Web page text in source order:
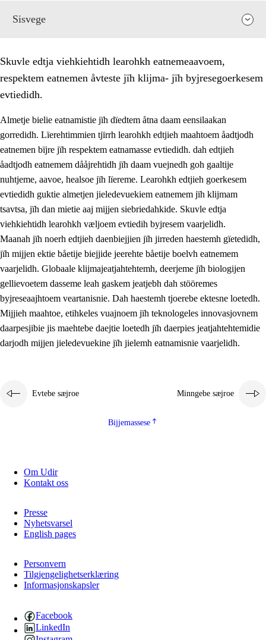
Sisvege
1. Lïerehtimmien aarvoevåarome
1.1 Almetjeaarvoe
1.2 Identiteete jïh kulturellen gellievoete
1.3 Laejhtehks ussjedimmie jïh etihkeles vuajnoe
1.4
Skaepiedimmievoeteaavoe, eadtjohkevoete jïh
goerehtimmievæljoe
Eatnemem krööhkestidh jïh byjresegoerkesevoete
1.6 Demokratije jïh meatanårrome
Skuvle edtja viehkiehtidh learohkh eatnemeaavoem,
respektem eatnemen åvteste jïh klijma- jïh byjresegoerkesem
evtiedidh.
Almetje bielie eatnamistie jïh dïedtem åtna daam eensilaakan
gorredidh. Lïerehtimmien tjïrrh learohkh edtjieh maahtoem åadtjodh
eatnemen bïjre jïh respektem eatnamasse evtiedidh. dah edtjieh
åadtjodh eatnemem dååjrehtidh jïh daam vuejnedh goh gaaltije
nuhtjeme, aavoe, healsoe jïh lïereme. Learohkh edtjieh goerkesem
evtiedidh guktie almetjen jieledevuekiem eatnemem jïh klijmam
tsavtsa, jïh dan mietie aaj mijjen siebriedahkide. Skuvle edtja
viehkiehtidh learohkh væljoem evtiedih byjresem vaarjelidh.
Maanah jïh noerh edtjieh daenbiejjien jïh jirreden haestemh gïetedidh,
jïh mijjen ektie båetije biejjide jeerehte båetije boelvh eatnemem
vaarjelidh. Globaale klijmajeatjahtehtemh, deerjeme jïh biologijen
gellievoetem dasseme leah gaskem jeatjebh dah stööremes
byjreseaajhtoem veartanisnie. Dah haestemh tjoerebe ektesne loetedh.
Mijjieh maahtoe, etihkeles vuajnoem jïh teknologeles innovasjovnem
daarpesjibie jis maehtebe daejtie loetedh jïh daerpies jeatjahtehtemidie
darjodh mijjen jieledevuekine jïh jielemh eatnamisnie vaarjelidh.
Evtebe sæjroe Minngebe sæjroe
Bijjemassese
Om Udir
Kontakt oss
Presse
Nyhetsvarsel
English pages
Personvern
Tilgjengelighetserklæring
Informasjonskapsler
Facebook
LinkedIn